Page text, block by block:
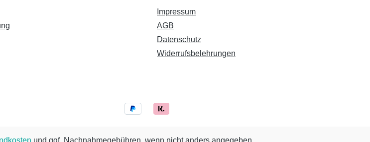
Impressum
AGB
Datenschutz
Widerrufsbelehrungen
und ggf. Nachnahmegebühren, wenn nicht anders angegeben.